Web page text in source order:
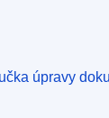
úpravy